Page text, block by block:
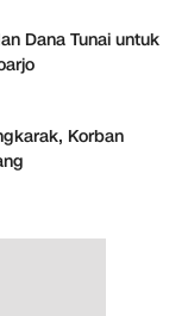
Dana Tunai untuk
Korban